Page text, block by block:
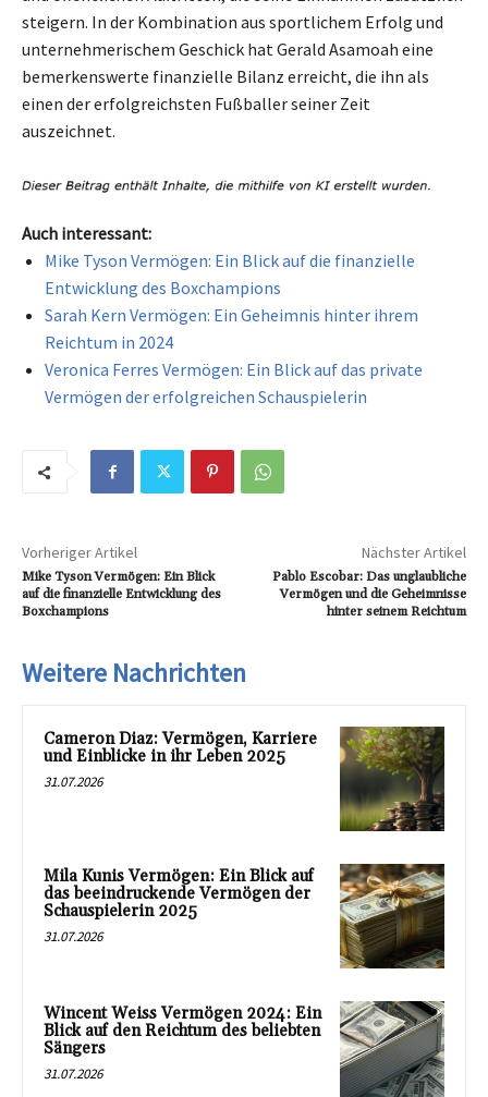
steigern. In der Kombination aus sportlichem Erfolg und
unternehmerischem Geschick hat Gerald Asamoah eine
bemerkenswerte finanzielle Bilanz erreicht, die ihn als
einen der erfolgreichsten Fußballer seiner Zeit
auszeichnet.
Auch interessant:
Mike Tyson Vermögen: Ein Blick auf die finanzielle
Entwicklung des Boxchampions
Sarah Kern Vermögen: Ein Geheimnis hinter ihrem
Reichtum in 2024
Veronica Ferres Vermögen: Ein Blick auf das private
Vermögen der erfolgreichen Schauspielerin
Vorheriger Artikel
Mike Tyson Vermögen: Ein Blick
auf die finanzielle Entwicklung des
Boxchampions
Nächster Artikel
Pablo Escobar: Das unglaubliche
Vermögen und die Geheimnisse
hinter seinem Reichtum
Weitere Nachrichten
Cameron Diaz: Vermögen, Karriere
und Einblicke in ihr Leben 2025
31.07.2026
Mila Kunis Vermögen: Ein Blick auf
das beeindruckende Vermögen der
Schauspielerin 2025
31.07.2026
Wincent Weiss Vermögen 2024: Ein
Blick auf den Reichtum des beliebten
Sängers
31.07.2026